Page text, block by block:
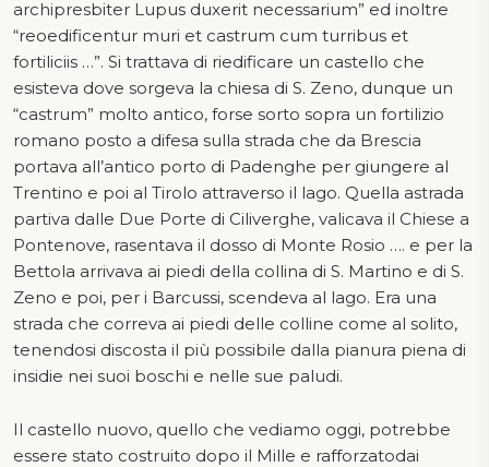
archipresbiter Lupus duxerit necessarium” ed inoltre
“reoedificentur muri et castrum cum turribus et
fortiliciis …”. Si trattava di riedificare un castello che
esisteva dove sorgeva la chiesa di S. Zeno, dunque un
“castrum” molto antico, forse sorto sopra un fortilizio
romano posto a difesa sulla strada che da Brescia
portava all’antico porto di Padenghe per giungere al
Trentino e poi al Tirolo attraverso il lago. Quella astrada
partiva dalle Due Porte di Ciliverghe, valicava il Chiese a
Pontenove, rasentava il dosso di Monte Rosio …. e per la
Bettola arrivava ai piedi della collina di S. Martino e di S.
Zeno e poi, per i Barcussi, scendeva al lago. Era una
strada che correva ai piedi delle colline come al solito,
tenendosi discosta il più possibile dalla pianura piena di
insidie nei suoi boschi e nelle sue paludi.
Il castello nuovo, quello che vediamo oggi, potrebbe
essere stato costruito dopo il Mille e rafforzatodai